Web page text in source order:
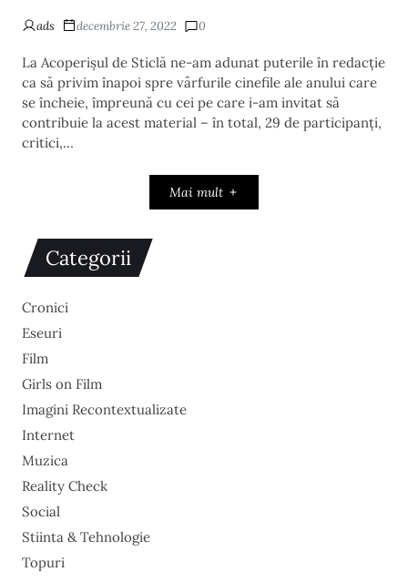
ads decembrie 27, 2022 0
La Acoperișul de Sticlă ne-am adunat puterile în redacție
ca să privim înapoi spre vârfurile cinefile ale anului care
se încheie, împreună cu cei pe care i-am invitat să
contribuie la acest material – în total, 29 de participanți,
critici,…
Mai mult
Categorii
Cronici
Eseuri
Film
Girls on Film
Imagini Recontextualizate
Internet
Muzica
Reality Check
Social
Stiinta & Tehnologie
Topuri